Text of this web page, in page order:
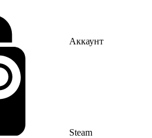
Аккаунт
Steam